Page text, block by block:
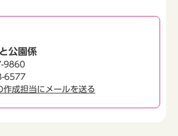
公園係
9860
6577
作成担当にメールを送る